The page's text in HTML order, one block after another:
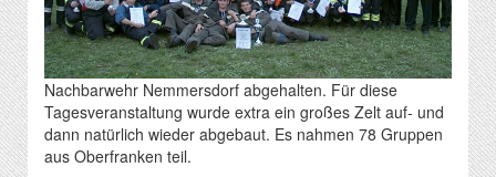
Nachbarwehr Nemmersdorf abgehalten. Für diese
Tagesveranstaltung wurde extra ein großes Zelt auf- und
dann natürlich wieder abgebaut. Es nahmen 78 Gruppen
aus Oberfranken teil.